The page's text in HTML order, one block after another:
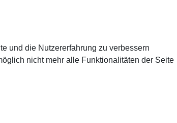
und die Nutzererfahrung zu verbessern
nicht mehr alle Funktionalitäten der Seite